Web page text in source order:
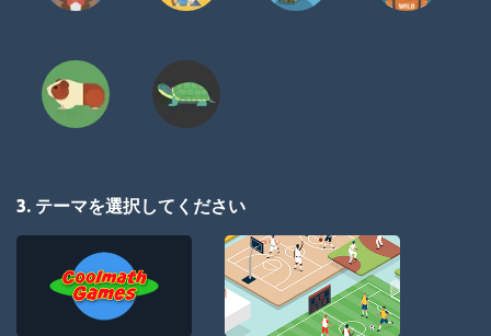
3. テーマを選択してください